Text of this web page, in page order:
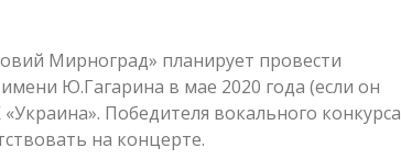
Мирноград» планирует провести
Ю.Гагарина в мае 2020 года (если он
Победителя вокального конкурса
на концерте.